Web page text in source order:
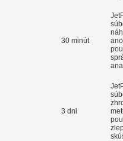
30 minút
3 dni